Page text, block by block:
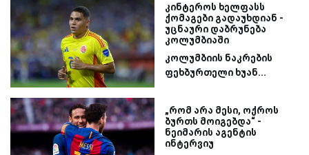
კინტეროს ხელფასს
ქომაგები გადაუხდიან -
უცნაური დაბრუნება
კოლუმბიაში
კოლუმბიის ნაკრების
ფეხბურთელი ხუან...
„რომ არა მესი, ოქროს
ბურთს მოიგებდა“ -
ნეიმარის აგენტის
ინტერვიუ